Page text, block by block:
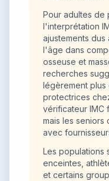
Pour adultes de
l'interprétation
ajustements dus
l'âge dans
osseuse et
recherches
légèrement
protectrices
vérificateur IMC
mais les seniors
avec
Les populations
enceintes,
et certains